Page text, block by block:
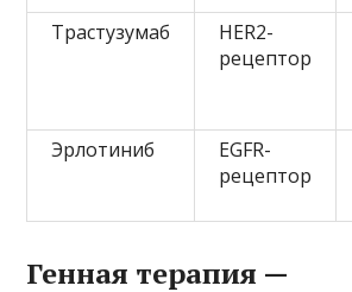
Трастузумаб
HER2-
рецептор
Эрлотиниб
EGFR-
рецептор
Генная терапия —